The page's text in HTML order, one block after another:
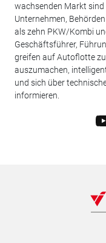
wachsenden Markt
Unternehmen,
als zehn PKW/Kombi
Geschäftsführer,
greifen auf Autoflotte
auszumachen,
und sich über
informieren.